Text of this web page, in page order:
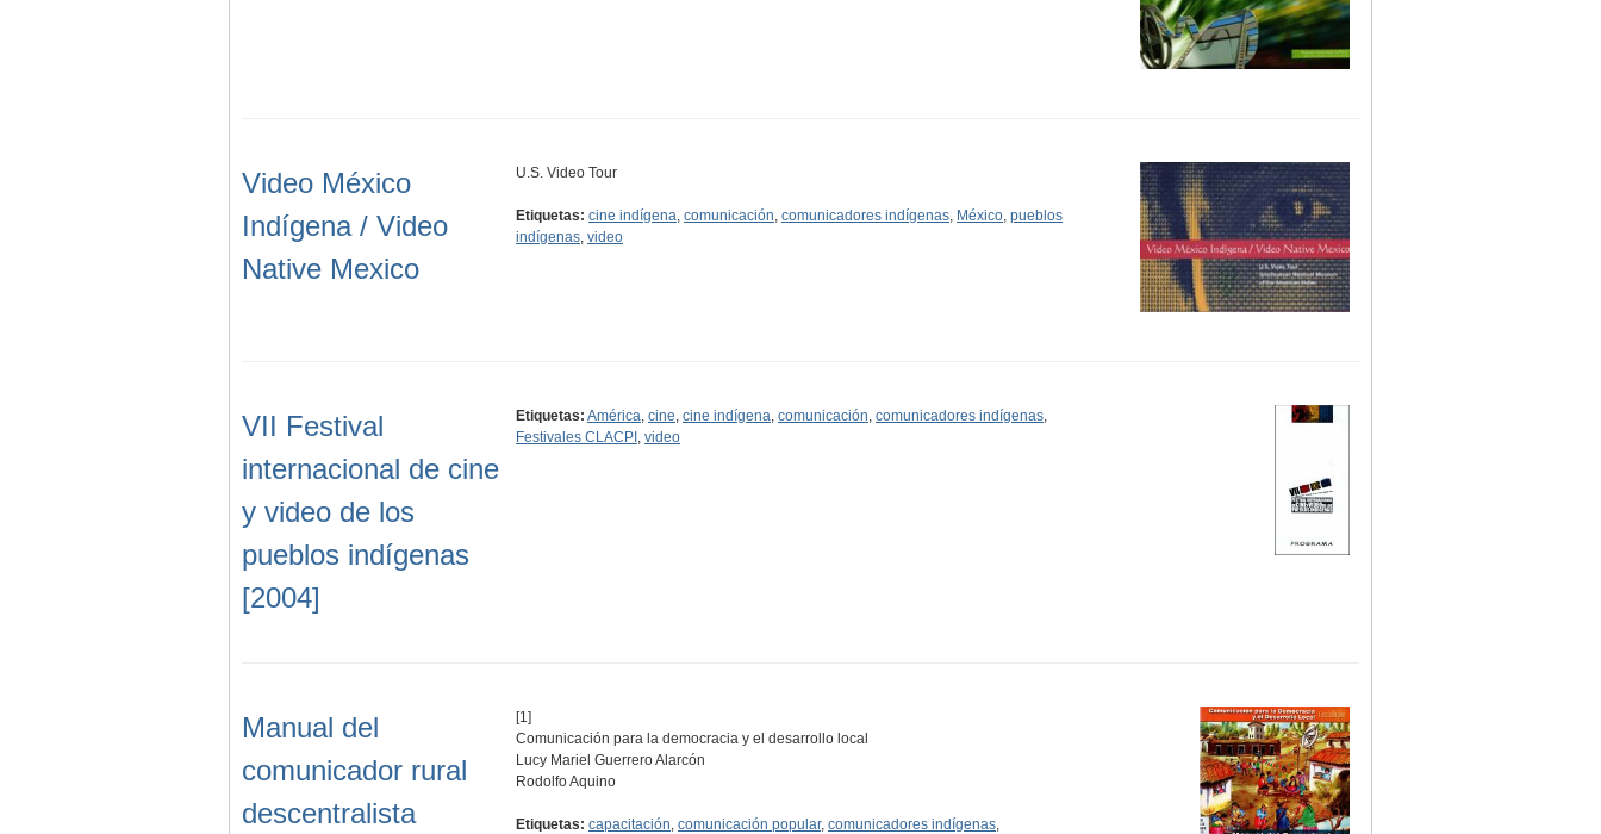
Video México
Indígena / Video
Native Mexico
U.S. Video Tour
Etiquetas: cine indígena comunicación comunicadores indígenas México pueblos
indígenas video
VII Festival
internacional de cine
y video de los
pueblos indígenas
[2004]
Etiquetas: América cine cine indígena comunicación comunicadores indígenas
Festivales CLACPI video
Manual del
comunicador rural
descentralista
[1]
Comunicación para la democracia y el desarrollo local
Lucy Mariel Guerrero Alarcón
Rodolfo Aquino
Etiquetas: capacitación comunicación popular, comunicadores indígenas